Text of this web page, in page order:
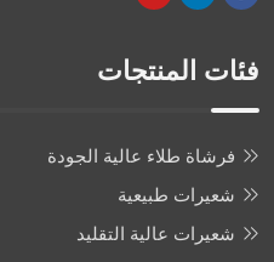
فئات المنتجات
فرشاة طلاء عالية الجودة
شعيرات طبيعية
شعيرات عالية التقليد